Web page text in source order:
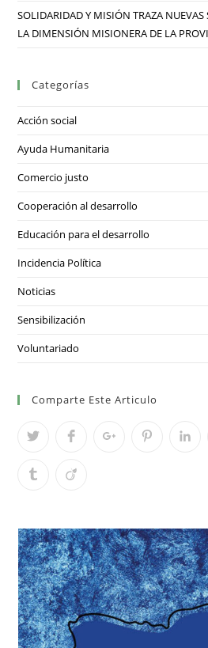
SOLIDARIDAD Y MISIÓN TRAZA NUEVAS
LA DIMENSIÓN MISIONERA DE LA
Categorías
Acción social
Ayuda Humanitaria
Comercio justo
Cooperación al desarrollo
Educación para el desarrollo
Incidencia Política
Noticias
Sensibilización
Voluntariado
Comparte Este Articulo